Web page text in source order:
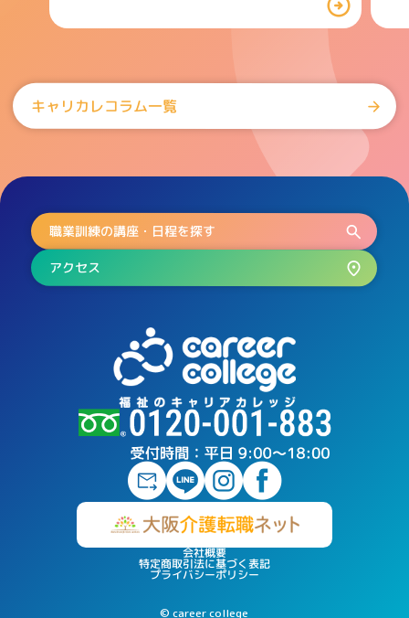
キャリカレコラム一覧
職業訓練の講座・日程を探す
アクセス
会社概要
特定商取引法に基づく表記
プライバシーポリシー
© career college